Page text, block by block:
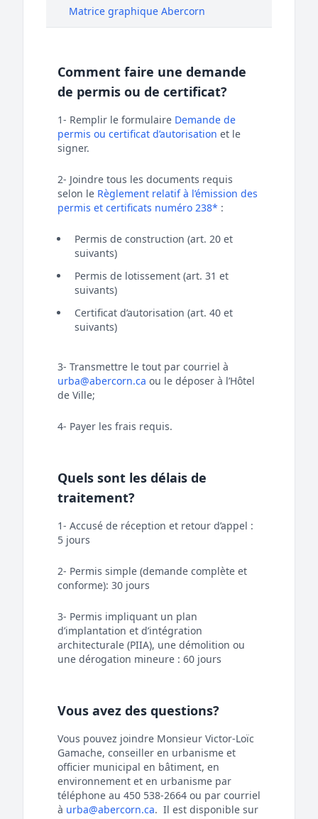
Matrice graphique Abercorn
Comment faire une demande
de permis ou de certificat?
1- Remplir le formulaire Demande de
permis ou certificat d’autorisation et le
signer.
2- Joindre tous les documents requis
selon le Règlement relatif à l’émission des
permis et certificats numéro 238* :
Permis de construction (art. 20 et
suivants)
Permis de lotissement (art. 31 et
suivants)
Certificat d’autorisation (art. 40 et
suivants)
3- Transmettre le tout par courriel à
urba@abercorn.ca ou le déposer à l’Hôtel
de Ville;
4- Payer les frais requis.
Quels sont les délais de
traitement?
1- Accusé de réception et retour d’appel :
5 jours
2- Permis simple (demande complète et
conforme): 30 jours
3- Permis impliquant un plan
d’implantation et d’intégration
architecturale (PIIA), une démolition ou
une dérogation mineure : 60 jours
Vous avez des questions?
Vous pouvez joindre Monsieur Victor-Loïc
Gamache, conseiller en urbanisme et
officier municipal en bâtiment, en
environnement et en urbanisme par
téléphone au 450 538-2664 ou par courriel
à urba@abercorn.ca. Il est disponible sur